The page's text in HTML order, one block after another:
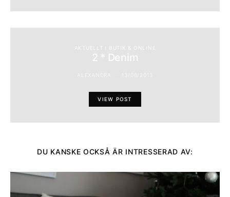
AKTUELLT I BUTIK & ONLINE
2 * Denim
VIEW POST
DU KANSKE OCKSÅ ÄR INTRESSERAD AV: